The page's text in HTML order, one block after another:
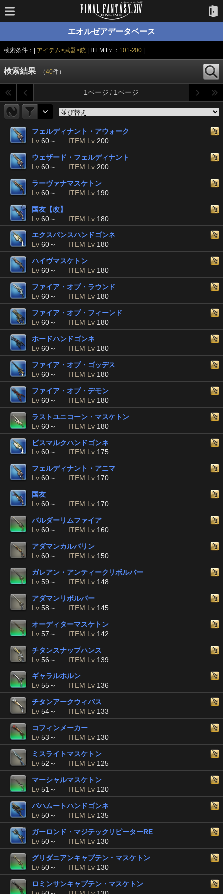
エオルゼアデータベース
検索条件：| アイテム>武器>銃 | ITEM Lv ： 101-200
検索結果 （40件）
1ページ / 1ページ
フェルディナント・アウォーク
Lv 60～ ITEM Lv 200
ウェザード・フェルディナント
Lv 60～ ITEM Lv 200
ラーヴァナマスケトン
Lv 60～ ITEM Lv 190
国友【改】
Lv 60～ ITEM Lv 180
エクスパンスハンドゴンネ
Lv 60～ ITEM Lv 180
ハイヴマスケトン
Lv 60～ ITEM Lv 180
ファイア・オブ・ラウンド
Lv 60～ ITEM Lv 180
ファイア・オブ・フィーンド
Lv 60～ ITEM Lv 180
ホードハンドゴンネ
Lv 60～ ITEM Lv 180
ファイア・オブ・ゴッデス
Lv 60～ ITEM Lv 180
ファイア・オブ・デモン
Lv 60～ ITEM Lv 180
ラストユニコーン・マスケトン
Lv 60～ ITEM Lv 180
ビスマルクハンドゴンネ
Lv 60～ ITEM Lv 175
フェルディナント・アニマ
Lv 60～ ITEM Lv 170
国友
Lv 60～ ITEM Lv 170
バルダーリムファイア
Lv 60～ ITEM Lv 160
アダマンカルバリン
Lv 60～ ITEM Lv 150
ガレアン・アンティークリボルバー
Lv 59～ ITEM Lv 148
アダマンリボルバー
Lv 58～ ITEM Lv 145
オーディターマスケトン
Lv 57～ ITEM Lv 142
チタンスナップハンス
Lv 56～ ITEM Lv 139
ギャラルホルン
Lv 55～ ITEM Lv 136
チタンアークウィバス
Lv 54～ ITEM Lv 133
コフィンメーカー
Lv 53～ ITEM Lv 130
ミスライトマスケトン
Lv 52～ ITEM Lv 125
マーシャルマスケトン
Lv 51～ ITEM Lv 120
バハムートハンドゴンネ
Lv 50～ ITEM Lv 135
ガーロンド・マジテックリピーターRE
Lv 50～ ITEM Lv 130
グリダニアンキャプテン・マスケトン
Lv 50～ ITEM Lv 130
ロミンサンキャプテン・マスケトン